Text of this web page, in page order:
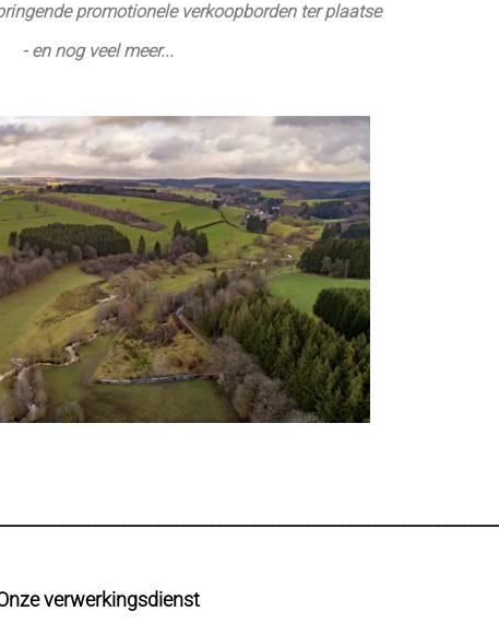
promotionele verkoopborden ter plaatse
- en nog veel meer...
verwerkingsdienst